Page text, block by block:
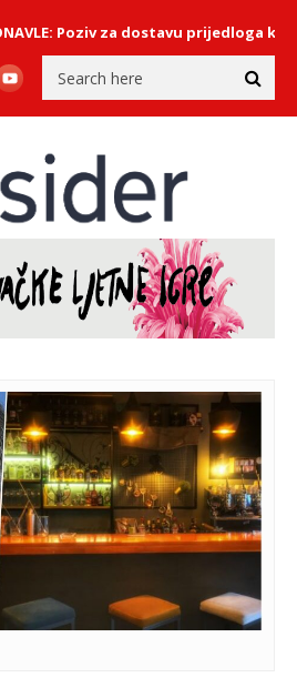
Poziv za dostavu prijedloga